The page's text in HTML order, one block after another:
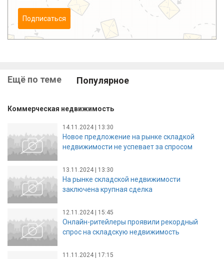
Подписаться
Ещё по теме Популярное
Коммерческая недвижимость
14.11.2024 | 13:30
Новое предложение на рынке складкой
недвижимости не успевает за спросом
13.11.2024 | 13:30
На рынке складской недвижимости
заключена крупная сделка
12.11.2024 | 15:45
Онлайн-ритейлеры проявили рекордный
спрос на складскую недвижимость
11.11.2024 | 17:15